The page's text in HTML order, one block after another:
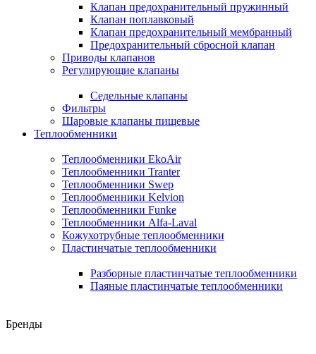
Клапан предохранительный пружинный
Клапан поплавковый
Клапан предохранительный мембранный
Предохранительный сбросной клапан
Приводы клапанов
Регулирующие клапаны
Седельные клапаны
Фильтры
Шаровые клапаны пищевые
Теплообменники
Теплообменники EkoAir
Теплообменники Tranter
Теплообменники Swep
Теплообменники Kelvion
Теплообменники Funke
Теплообменники Alfa-Laval
Кожухотрубные теплообменники
Пластинчатые теплообменники
Разборные пластинчатые теплообменники
Паяные пластинчатые теплообменники
Бренды